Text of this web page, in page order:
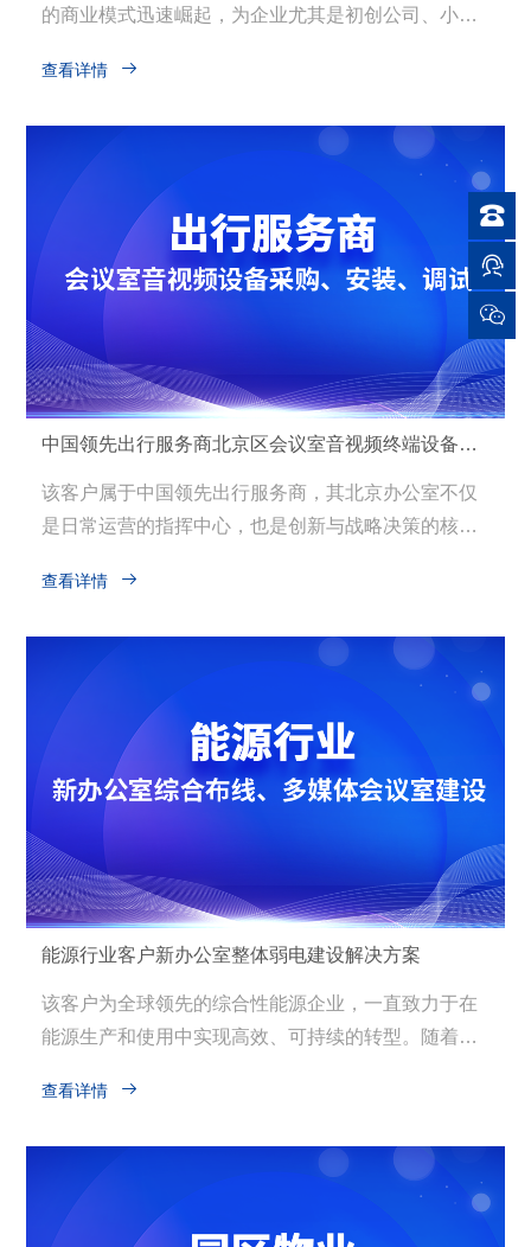



的商业模式迅速崛起，为企业尤其是初创公司、小微
解决方案。本客户是一家专注于为企业提供高品质共
商务区打造集办公、社交、资源共享于一体的现代化
办公环境。随着市场需求的不断增长，客户决定在新
址开设一处占地2000平方米的高端共享办公室，旨在
通过智能化、高效化的弱电系统建设，为入驻企业提
供更加便捷、安全、专业的办公体验。
查看详情 
中国领先出行服务商北京区会议室音视频终端设备的全面采购、安装及调试解决方案
该客户属于中国领先出行服务商，其北京办公室不仅
是日常运营的指挥中心，也是创新与战略决策的核心
客户北京办公室急需升级其会议系统，以提高跨部
有的8间会议室进行音视频终端设备的全面采购、安装
及调试，打造一套高性能、易用性强的智能会议系
统。
查看详情 
能源行业客户新办公室整体弱电建设解决方案
该客户为全球领先的综合性能源企业，一直致力于在
能源生产和使用中实现高效、可持续的转型。随着企
代化、智能化办公环境的需求日益增长。为了更好地
技术创新和环保理念的承诺，该客户决定打造一个高
效、安全、环保的办公环境。
查看详情 